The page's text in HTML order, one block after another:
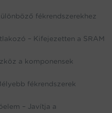
fékrendszerekhez
– Kifejezetten a SRAM
a komponensek
fékrendszerek
– Javítja a